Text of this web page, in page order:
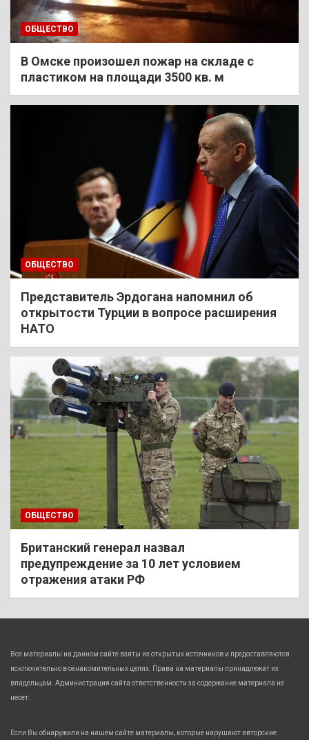
ОБЩЕСТВО
В Омске произошел пожар на складе с
пластиком на площади 3500 кв. м
ОБЩЕСТВО
Представитель Эрдогана напомнил об
открытости Турции в вопросе расширения
НАТО
ОБЩЕСТВО
Британский генерал назвал
предупреждение за 10 лет условием
отражения атаки РФ
Все материалы на данном сайте взяты из открытых источников и предоставляются
исключительно в ознакомительных целях. Права на материалы принадлежат их
владельцам. Администрация сайта ответственности за содержание материала не
несет.
Если Вы обнаружили на нашем сайте материалы, которые нарушают авторские